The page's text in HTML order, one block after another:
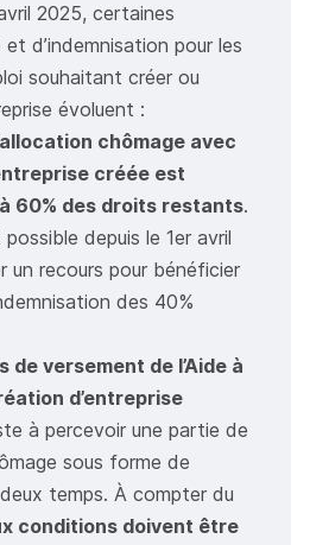
2025, certaines
d’indemnisation pour les
souhaitant créer ou
évoluent :
chômage avec
créée est
60% des droits restants.
depuis le 1er avril
un recours pour bénéficier
des 40%
de versement de l’Aide à
d’entreprise
à percevoir une partie de
sous forme de
temps. À compter du
conditions doivent être